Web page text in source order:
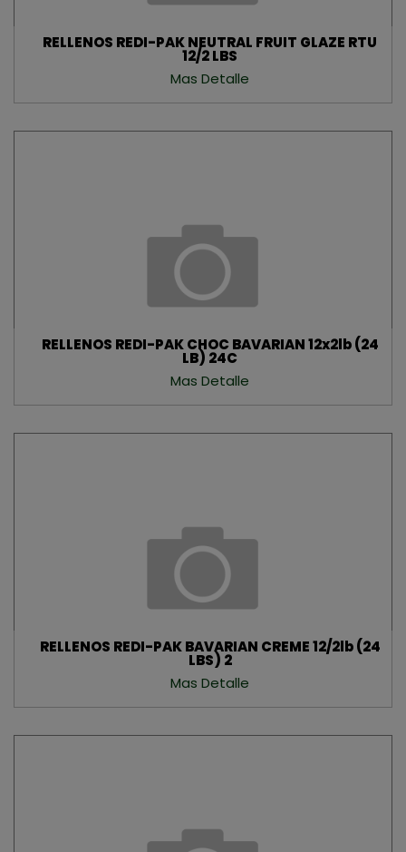
RELLENOS REDI-PAK NEUTRAL FRUIT GLAZE RTU
12/2 LBS
Mas Detalle
RELLENOS REDI-PAK CHOC BAVARIAN 12x2lb (24
LB) 24C
Mas Detalle
RELLENOS REDI-PAK BAVARIAN CREME 12/2lb (24
LBS) 2
Mas Detalle
Suscríbete a nuestro
newsletter
especiales directamente en tu correo.